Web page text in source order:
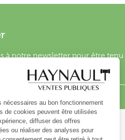
à notre newsletter pour être tenu